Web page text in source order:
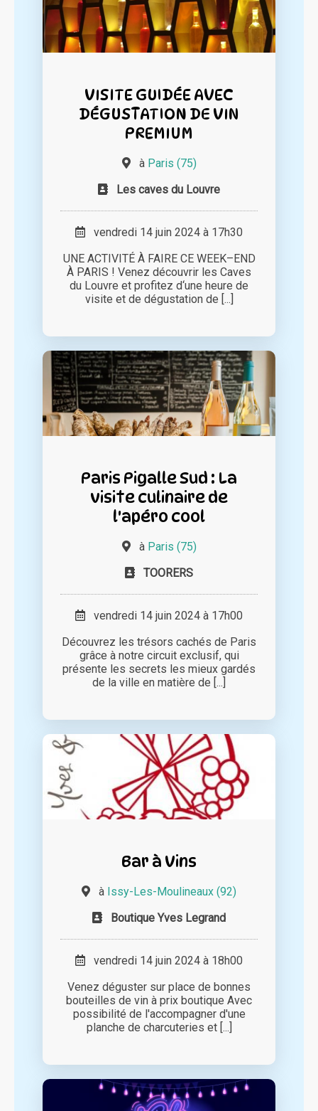
VISITE GUIDÉE AVEC
DÉGUSTATION DE VIN
PREMIUM
à Paris (75)
Les caves du Louvre
vendredi 14 juin 2024 à 17h30
UNE ACTIVITÉ À FAIRE CE WEEK–END
À PARIS ! Venez découvrir les Caves
du Louvre et profitez d‘une heure de
visite et de dégustation de [...]
Paris Pigalle Sud : La
visite culinaire de
l'apéro cool
à Paris (75)
TOORERS
vendredi 14 juin 2024 à 17h00
Découvrez les trésors cachés de Paris
grâce à notre circuit exclusif, qui
présente les secrets les mieux gardés
de la ville en matière de [...]
Bar à Vins
à Issy-Les-Moulineaux (92)
Boutique Yves Legrand
vendredi 14 juin 2024 à 18h00
Venez déguster sur place de bonnes
bouteilles de vin à prix boutique Avec
possibilité de l'accompagner d'une
planche de charcuteries et [...]